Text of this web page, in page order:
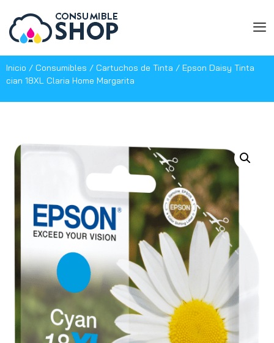
Inicio / Consumibles / Cartuchos de Tinta / Epson Daisy Tinta
cian 18XL Claria Home Margarita